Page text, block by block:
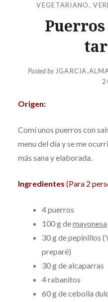
VEGETARIANO,
Posted by
Origen:
Comí unos puerros con
menu del día y se me
más sana y elaborada.
Ingredientes (Para 2
4 puerros
100 g demayonesa
30 g de pepinillos
preparé)
30 g de alcaparras
4 rabanitos
60 g de cebolla